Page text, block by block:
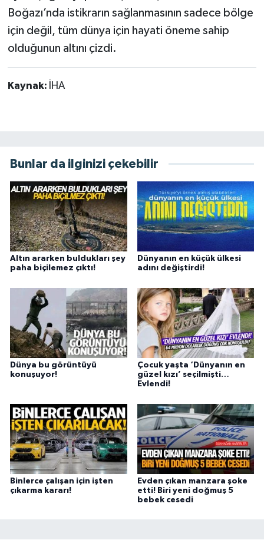
Boğazı’nda istikrarın sağlanmasının sadece bölge
için değil, tüm dünya için hayati öneme sahip
olduğunun altını çizdi.
Kaynak: İHA
Bunlar da ilginizi çekebilir
Altın ararken buldukları şey
paha biçilemez çıktı!
Dünyanın en küçük ülkesi
adını değiştirdi!
Dünya bu görüntüyü
konuşuyor!
Çocuk yaşta ‘Dünyanın en
güzel kızı’ seçilmişti…
Evlendi!
Binlerce çalışan için işten
çıkarma kararı!
Evden çıkan manzara şoke
etti! Biri yeni doğmuş 5
bebek cesedi